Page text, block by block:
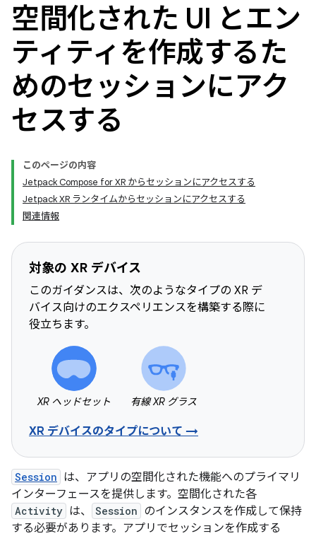
空間化された UI とエン
ティティを作成するた
めのセッションにアク
セスする
このページの内容
Jetpack Compose for XR からセッションにアクセスする
Jetpack XR ランタイムからセッションにアクセスする
関連情報
対象の XR デバイス
このガイダンスは、次のようなタイプの XR デ
バイス向けのエクスペリエンスを構築する際に
役立ちます。
XR ヘッドセット 有線 XR グラス
XR デバイスのタイプについて →
Session は、アプリの空間化された機能へのプライマリ
インターフェースを提供します。空間化された各
Activity は、 Session のインスタンスを作成して保持
する必要があります。アプリでセッションを作成する